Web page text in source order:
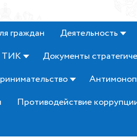
граждан Деятельность
ТИК
Документы
Противодействие